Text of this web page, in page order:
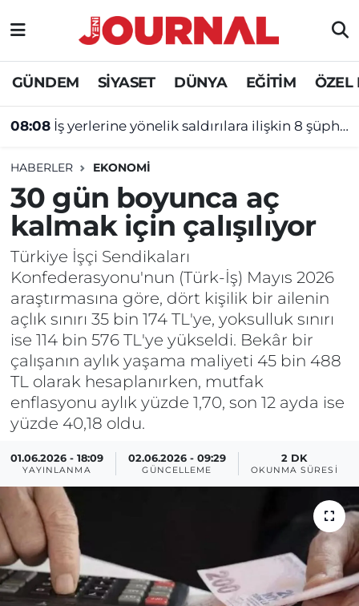
GÜNDEM SİYASET DÜNYA EĞİTİM ÖZEL
08:08 İş yerlerine yönelik saldırılara ilişkin 8 şüpheli tutuklandı
HABERLER EKONOMİ
30 gün boyunca aç
kalmak için çalışılıyor
Türkiye İşçi Sendikaları
Konfederasyonu'nun (Türk-İş) Mayıs 2026
araştırmasına göre, dört kişilik bir ailenin
açlık sınırı 35 bin 174 TL'ye, yoksulluk sınırı
ise 114 bin 576 TL'ye yükseldi. Bekâr bir
çalışanın aylık yaşama maliyeti 45 bin 488
TL olarak hesaplanırken, mutfak
enflasyonu aylık yüzde 1,70, son 12 ayda ise
yüzde 40,18 oldu.
01.06.2026 - 18:09
YAYINLANMA
02.06.2026 - 09:29
GÜNCELLEME
2 DK
OKUNMA SÜRESI
GÜNDEM
SİYASET
DÜNYA
EĞİTİM
ÖZEL HABER
Nöbetçi Eczaneler
Hava Durumu
Süper Lig Puan Durumu ve Fikstür
Tüm Manşetler
Son Dakika Haberleri
Haber Arşivi